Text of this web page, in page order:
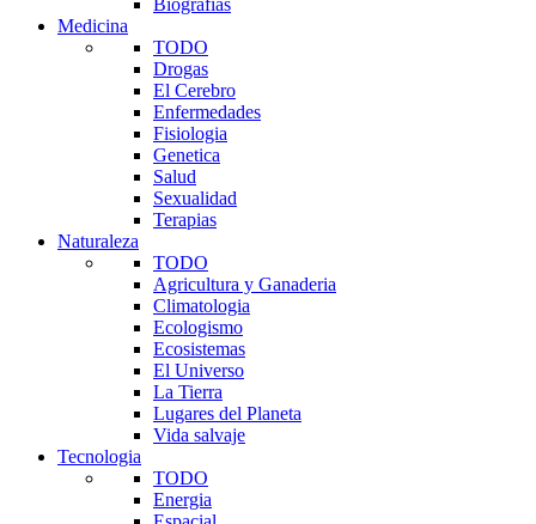
Medicina
TODO
Drogas
El Cerebro
Enfermedades
Fisiologia
Genetica
Salud
Sexualidad
Terapias
Naturaleza
TODO
Agricultura y Ganaderia
Climatologia
Ecologismo
Ecosistemas
El Universo
La Tierra
Lugares del Planeta
Vida salvaje
Tecnologia
TODO
Energia